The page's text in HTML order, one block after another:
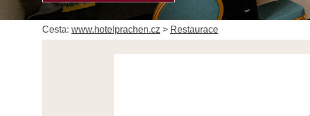
Cesta: www.hotelprachen.cz > Restaurace